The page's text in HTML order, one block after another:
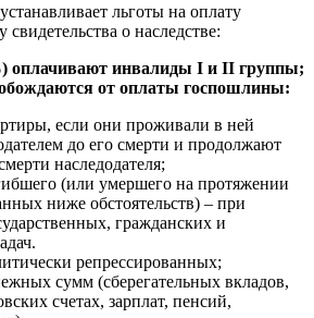
льготы на оплату
о наследстве:
оплачивают инвалиды I и II группы;
от оплаты госпошлины:
если они проживали в ней
до его смерти и продолжают
наследодателя;
(или умершего на протяжении
ниже обстоятельств) – при
гражданских и
репрессированных;
сумм (сберегательных вкладов,
счетах, зарплат, пенсий,